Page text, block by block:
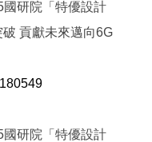
研院「特優設計
貢獻未來邁向6G
研院「特優設計